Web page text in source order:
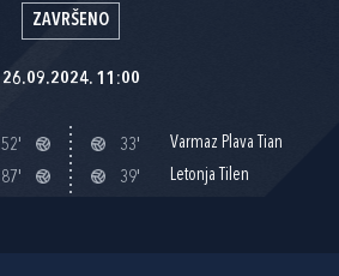
ZAVRŠENO
26.09.2024. 11:00
52'
87'
33'
Varmaz Plava Tian
39'
Letonja Tilen